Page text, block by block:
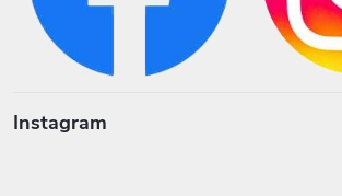
Instagram